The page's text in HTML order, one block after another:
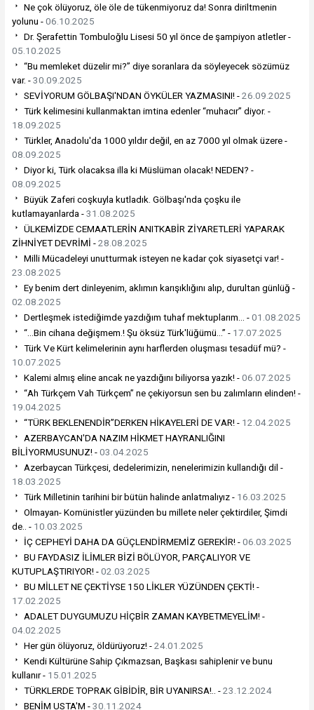
Ne çok ölüyoruz, öle öle de tükenmiyoruz da! Sonra diriltmenin
yolunu -06.10.2025
Dr. Şerafettin Tombuloğlu Lisesi 50 yıl önce de şampiyon atletler -
05.10.2025
“Bu memleket düzelir mi?” diye soranlara da söyleyecek sözümüz
var. -30.09.2025
SEVİYORUM GÖLBAŞI'NDAN ÖYKÜLER YAZMASINI! -26.09.2025
Türk kelimesini kullanmaktan imtina edenler “muhacır” diyor. -
18.09.2025
Türkler, Anadolu'da 1000 yıldır değil, en az 7000 yıl olmak üzere -
08.09.2025
Diyor ki, Türk olacaksa illa ki Müslüman olacak! NEDEN? -
08.09.2025
Büyük Zaferi coşkuyla kutladık. Gölbaşı'nda çoşku ile
kutlamayanlarda -31.08.2025
ÜLKEMİZDE CEMAATLERİN ANITKABİR ZİYARETLERİ YAPARAK
ZİHNİYET DEVRİMİ -28.08.2025
Milli Mücadeleyi unutturmak isteyen ne kadar çok siyasetçi var! -
23.08.2025
Ey benim dert dinleyenim, aklımın karışıklığını alıp, durultan günlüğ -
02.08.2025
Dertleşmek istediğimde yazdığım tuhaf mektuplarım... -01.08.2025
“…Bin cihana değişmem.! Şu öksüz Türk'lüğümü…” - 17.07.2025
Türk Ve Kürt kelimelerinin aynı harflerden oluşması tesadüf mü? -
10.07.2025
Kalemi almış eline ancak ne yazdığını biliyorsa yazık! -06.07.2025
“Ah Türkçem Vah Türkçem” ne çekiyorsun sen bu zalımların elinden! -
19.04.2025
“TÜRK BEKLENENDİR”DERKEN HİKAYELERİ DE VAR! - 12.04.2025
AZERBAYCAN'DA NAZIM HİKMET HAYRANLIĞINI
BİLİYORMUSUNUZ! -03.04.2025
Azerbaycan Türkçesi, dedelerimizin, nenelerimizin kullandığı dil -
18.03.2025
Türk Milletinin tarihini bir bütün halinde anlatmalıyız - 16.03.2025
Olmayan- Komünistler yüzünden bu millete neler çektirdiler, Şimdi
de.. - 10.03.2025
İÇ CEPHEYİ DAHA DA GÜÇLENDİRMEMİZ GEREKİR! -06.03.2025
BU FAYDASIZ İLİMLER BİZİ BÖLÜYOR, PARÇALIYOR VE
KUTUPLAŞTIRIYOR! -02.03.2025
BU MİLLET NE ÇEKTİYSE 150 LİKLER YÜZÜNDEN ÇEKTİ! -
17.02.2025
ADALET DUYGUMUZU HİÇBİR ZAMAN KAYBETMEYELİM! -
04.02.2025
Her gün ölüyoruz, öldürüyoruz! -24.01.2025
Kendi Kültürüne Sahip Çıkmazsan, Başkası sahiplenir ve bunu
kullanır - 15.01.2025
TÜRKLERDE TOPRAK GİBİDİR, BİR UYANIRSA!.. -23.12.2024
BENİM USTA'M -30.11.2024